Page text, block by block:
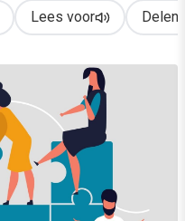
Lees voor Delen